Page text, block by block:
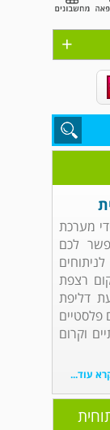
+
מערכת
לכם
רצפת
דליפת
פלסטיים
וקרום
עוד...